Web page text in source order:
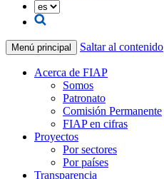
Menú principal Saltar al contenido
Acerca de FIAP
Somos
Patronato
Comisión Permanente
FIAP en cifras
Proyectos
Por sectores
Por países
Transparencia